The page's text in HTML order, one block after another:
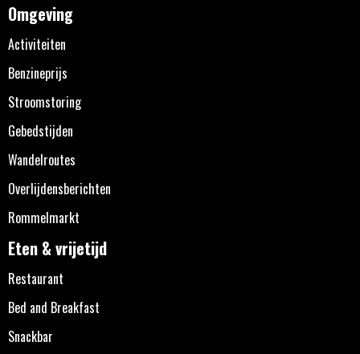
Omgeving
Activiteiten
Benzineprijs
Stroomstoring
Gebedstijden
Wandelroutes
Overlijdensberichten
Rommelmarkt
Eten & vrijetijd
Restaurant
Bed and Breakfast
Snackbar